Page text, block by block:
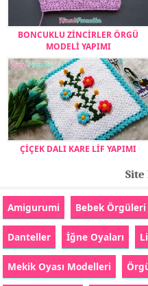
BONCUKLU ZİNCİRLER ÖRGÜ
MODELİ YAPIMI
ÇİÇEK DALI KARE LİF YAPIMI
Amigurumi Bebek Örgüleri
Danteller İğne Oyaları
Mekik Oyası Modelleri